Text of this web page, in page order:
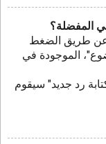
المفضلة؟
عن طريق الضغط
الموجودة في
رد جديد" سيقوم